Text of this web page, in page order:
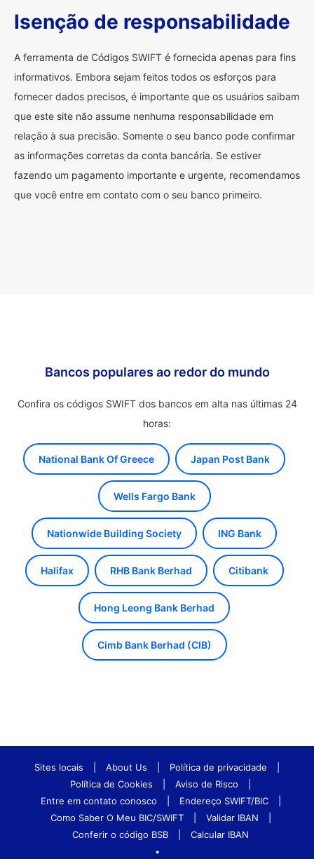
Isenção de responsabilidade
A ferramenta de Códigos SWIFT é fornecida apenas para fins
informativos. Embora sejam feitos todos os esforços para
fornecer dados precisos, é importante que os usuários saibam
que este site não assume nenhuma responsabilidade em
relação à sua precisão. Somente o seu banco pode confirmar
as informações corretas da conta bancária. Se estiver
fazendo um pagamento importante e urgente, recomendamos
que você entre em contato com o seu banco primeiro.
Bancos populares ao redor do mundo
Confira os códigos SWIFT dos bancos em alta nas últimas 24
horas:
National Bank Of Greece Japan Post Bank
Wells Fargo Bank
Nationwide Building Society ING Bank
Halifax RHB Bank Berhad Citibank
Hong Leong Bank Berhad
Cimb Bank Berhad (CIB)
Sites locais About Us Política de privacidade
Política de Cookies
Aviso de Risco
Entre em contato conosco
Endereço SWIFT/BIC
Como Saber O Meu BIC/SWIFT
Validar IBAN
Conferir o código BSB
Calcular IBAN
•